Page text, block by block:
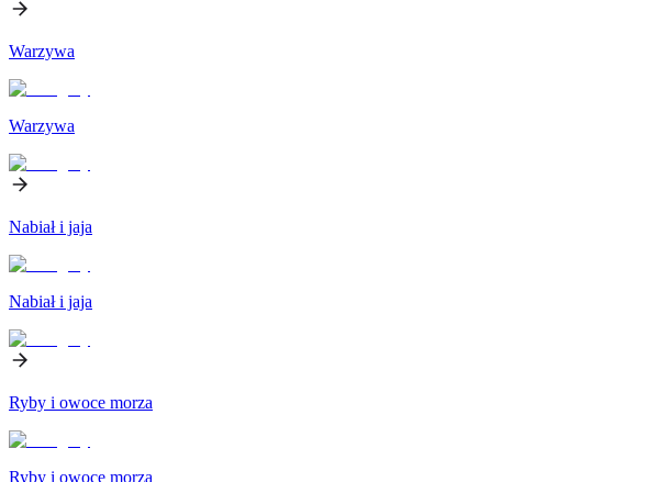
Warzywa
Warzywa
Nabiał i jaja
Nabiał i jaja
Ryby i owoce morza
Ryby i owoce morza